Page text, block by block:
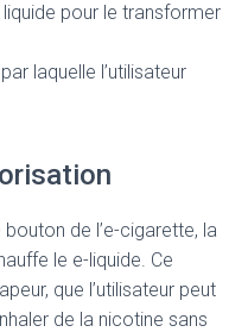
pour le transformer
laquelle l’utilisateur
bouton de l’e-cigarette, la
le e-liquide. Ce
que l’utilisateur peut
de la nicotine sans